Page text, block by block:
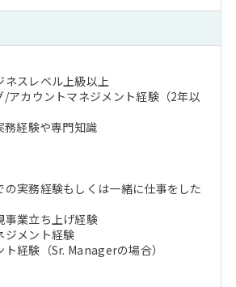
ネスレベル上級以上
/アカウントマネジメント経験（2年以
務経験や専門知識
の実務経験もしくは一緒に仕事をした
事業立ち上げ経験
ジメント経験
ト経験（Sr. Managerの場合）